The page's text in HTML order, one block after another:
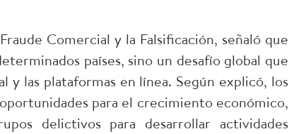
Comercial y la Falsificación, señaló que
países, sino un desafío global que
y las plataformas en línea. Según explicó, los
para el crecimiento económico,
delictivos para desarrollar actividades